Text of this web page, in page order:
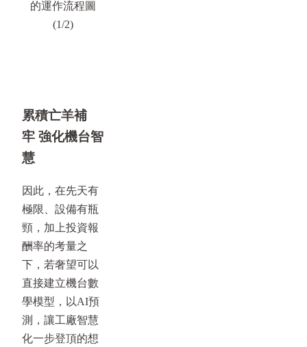
的運作流程圖
(1/2)
累積亡羊補
牢 強化機台智
慧
因此，在先天有
極限、設備有瓶
頸，加上投資報
酬率的考量之
下，若奢望可以
直接建立機台數
學模型，以AI預
測，讓工廠智慧
化一步登頂的想